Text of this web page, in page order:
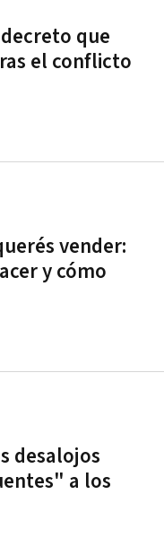
que
el conflicto
vender:
y cómo
desalojos
a los